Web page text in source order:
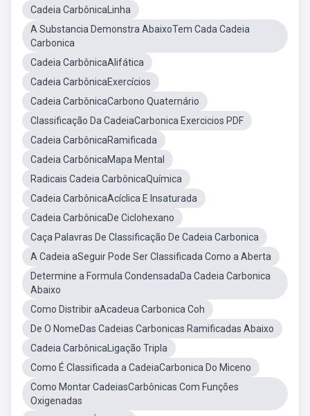
Cadeia CarbônicaLinha
A Substancia Demonstra AbaixoTem Cada Cadeia
Carbonica
Cadeia CarbônicaAlifática
Cadeia CarbônicaExercícios
Cadeia CarbônicaCarbono Quaternário
Classificação Da CadeiaCarbonica Exercicios PDF
Cadeia CarbônicaRamificada
Cadeia CarbônicaMapa Mental
Radicais Cadeia CarbônicaQuímica
Cadeia CarbônicaAcíclica E Insaturada
Cadeia CarbônicaDe Ciclohexano
Caça Palavras De Classificação De Cadeia Carbonica
A Cadeia aSeguir Pode Ser Classificada Como a Aberta
Determine a Formula CondensadaDa Cadeia Carbonica
Abaixo
Como Distribir aAcadeua Carbonica Coh
De O NomeDas Cadeias Carbonicas Ramificadas Abaixo
Cadeia CarbônicaLigação Tripla
Como É Classificada a CadeiaCarbonica Do Miceno
Como Montar CadeiasCarbônicas Com Funções
Oxigenadas